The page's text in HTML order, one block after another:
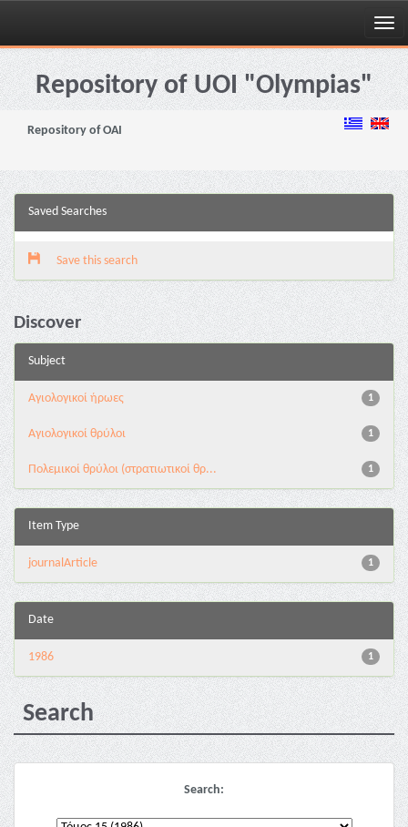
Skip
navigationRepository of UOI "Olympias"
Repository of OAI
Saved Searches
Save this search
Discover
Subject
1
Αγιολογικοί ήρωες
1
Αγιολογικοί θρύλοι
1
Πολεμικοί θρύλοι (στρατιωτικοί θρ...
Item Type
1
journalArticle
Date
1
1986
Search
Search: